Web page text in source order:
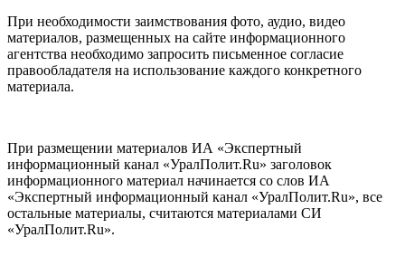
При необходимости заимствования фото, аудио, видео
материалов, размещенных на сайте информационного
агентства необходимо запросить письменное согласие
правообладателя на использование каждого конкретного
материала.
При размещении материалов ИА «Экспертный
информационный канал «УралПолит.Ru» заголовок
информационного материал начинается со слов ИА
«Экспертный информационный канал «УралПолит.Ru», все
остальные материалы, считаются материалами СИ
«УралПолит.Ru».